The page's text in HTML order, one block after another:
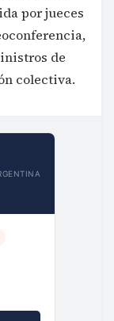
por jueces
de
colectiva.